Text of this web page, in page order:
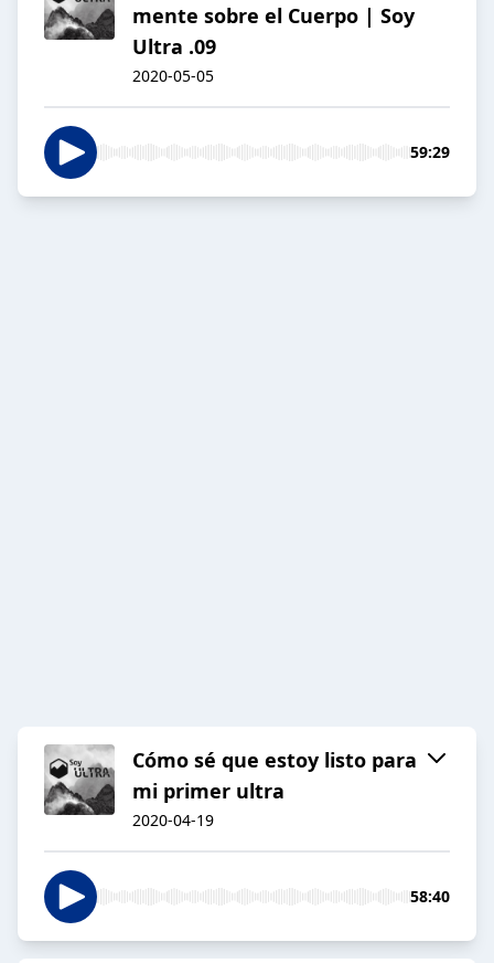
mente sobre el Cuerpo | Soy
Ultra .09
2020-05-05
59:29
Cómo sé que estoy listo para
mi primer ultra
2020-04-19
58:40